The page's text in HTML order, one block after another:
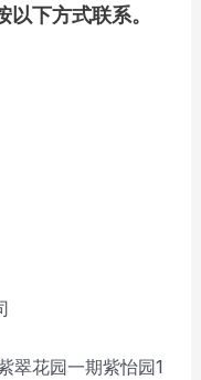
下方式联系。
翠花园一期紫怡园1